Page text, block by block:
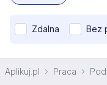
Zdalna Bez
Aplikuj.pl Praca